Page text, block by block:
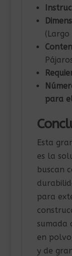
para
Esta
es la
buscan
para
sumada
en
y de